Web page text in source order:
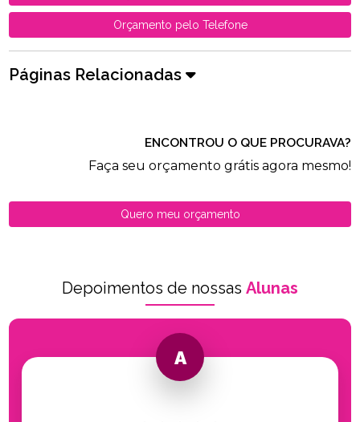
Orçamento pelo Telefone
Páginas Relacionadas
ENCONTROU O QUE PROCURAVA?
Faça seu orçamento grátis agora mesmo!
Quero meu orçamento
Depoimentos de nossas Alunas